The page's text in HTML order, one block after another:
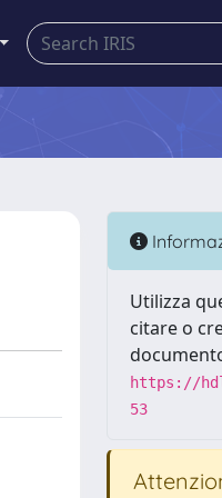
Utilizza
citare o
https://
53